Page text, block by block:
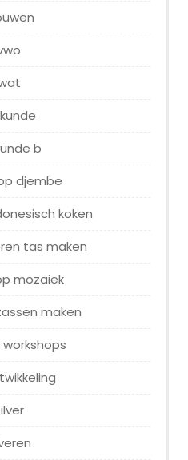
b
djembe
koken
tas maken
mozaiek
maken
workshops